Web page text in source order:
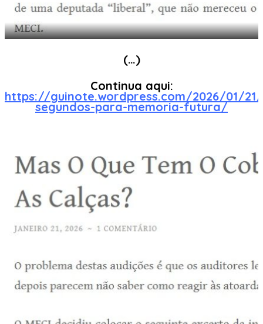
(…)
Continua aqui:
https://guinote.wordpress.com/2026/01/
segundos-para-memoria-futura/